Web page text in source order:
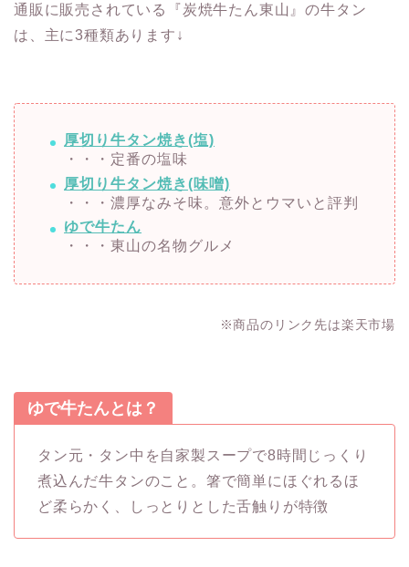
通販に販売されている『炭焼牛たん東山』の牛タン
は、主に3種類あります↓
厚切り牛タン焼き(塩)
・・・定番の塩味
厚切り牛タン焼き(味噌)
・・・濃厚なみそ味。意外とウマいと評判
ゆで牛たん
・・・東山の名物グルメ
※商品のリンク先は楽天市場
ゆで牛たんとは？
タン元・タン中を自家製スープで8時間じっくり
煮込んだ牛タンのこと。箸で簡単にほぐれるほ
ど柔らかく、しっとりとした舌触りが特徴